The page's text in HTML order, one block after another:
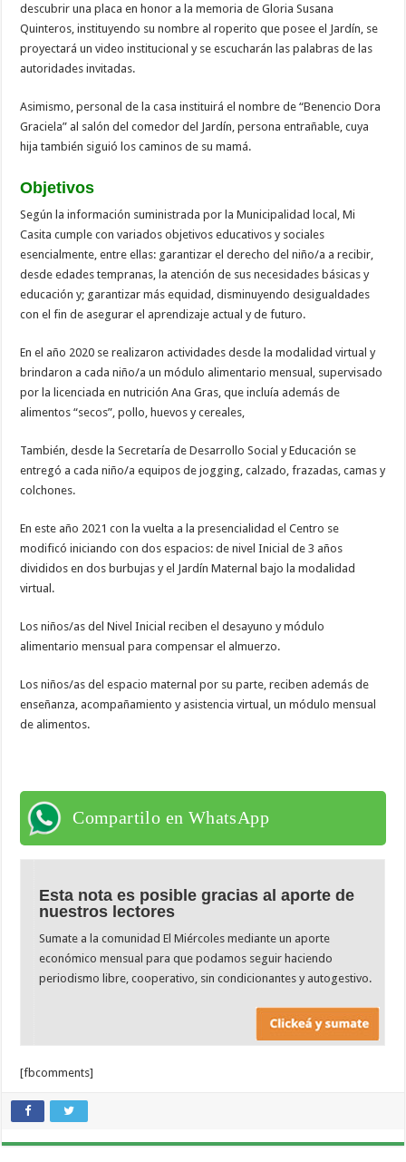
descubrir una placa en honor a la memoria de Gloria Susana
Quinteros, instituyendo su nombre al roperito que posee el Jardín, se
proyectará un video institucional y se escucharán las palabras de las
autoridades invitadas.
Asimismo, personal de la casa instituirá el nombre de “Benencio Dora
Graciela” al salón del comedor del Jardín, persona entrañable, cuya
hija también siguió los caminos de su mamá.
Objetivos
Según la información suministrada por la Municipalidad local, Mi
Casita cumple con variados objetivos educativos y sociales
esencialmente, entre ellas: garantizar el derecho del niño/a a recibir,
desde edades tempranas, la atención de sus necesidades básicas y
educación y; garantizar más equidad, disminuyendo desigualdades
con el fin de asegurar el aprendizaje actual y de futuro.
En el año 2020 se realizaron actividades desde la modalidad virtual y
brindaron a cada niño/a un módulo alimentario mensual, supervisado
por la licenciada en nutrición Ana Gras, que incluía además de
alimentos “secos”, pollo, huevos y cereales,
También, desde la Secretaría de Desarrollo Social y Educación se
entregó a cada niño/a equipos de jogging, calzado, frazadas, camas y
colchones.
En este año 2021 con la vuelta a la presencialidad el Centro se
modificó iniciando con dos espacios: de nivel Inicial de 3 años
divididos en dos burbujas y el Jardín Maternal bajo la modalidad
virtual.
Los niños/as del Nivel Inicial reciben el desayuno y módulo
alimentario mensual para compensar el almuerzo.
Los niños/as del espacio maternal por su parte, reciben además de
enseñanza, acompañamiento y asistencia virtual, un módulo mensual
de alimentos.
Compartilo en WhatsApp
Esta nota es posible gracias al aporte de
nuestros lectores
Sumate a la comunidad El Miércoles mediante un aporte
económico mensual para que podamos seguir haciendo
periodismo libre, cooperativo, sin condicionantes y autogestivo.
[fbcomments]